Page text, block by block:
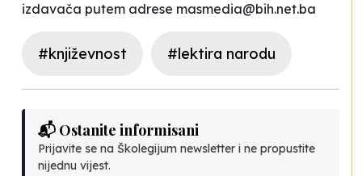
izdavača putem adrese masmedia@bih.net.ba
#književnost #lektira narodu
📬 Ostanite informisani
Prijavite se na Školegijum newsletter i ne propustite
nijednu vijest.